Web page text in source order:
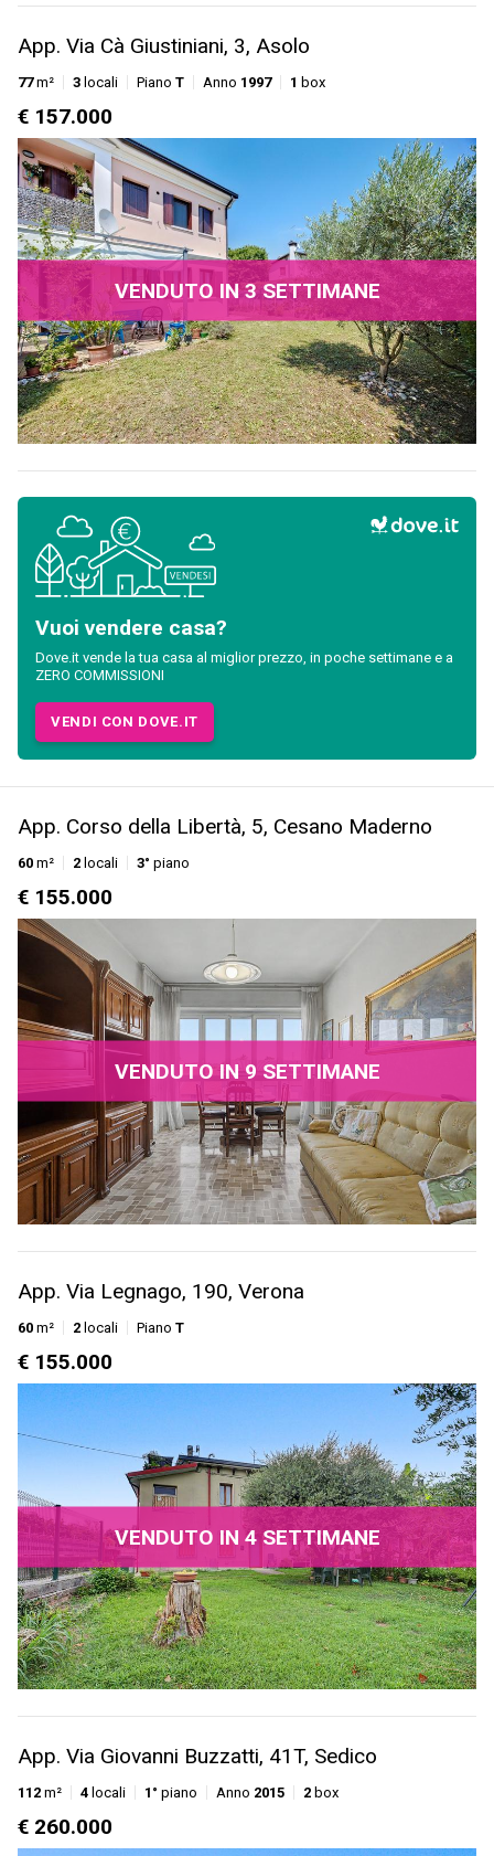
App. Via Cà Giustiniani, 3, Asolo
77m² 3 locali Piano T Anno 1997 1 box
€ 157.000
VENDUTO IN 3 SETTIMANE
Vuoi vendere casa?
Dove.it vende la tua casa al miglior prezzo, in poche settimane e a
ZERO COMMISSIONI
VENDI CON DOVE.IT
App. Corso della Libertà, 5, Cesano Maderno
60 m² 2 locali 3° piano
€ 155.000
VENDUTO IN 9 SETTIMANE
App. Via Legnago, 190, Verona
60 m² 2 locali Piano T
€ 155.000
VENDUTO IN 4 SETTIMANE
App. Via Giovanni Buzzatti, 41T, Sedico
112 m² 4 locali 1° piano Anno 2015 2 box
€ 260.000